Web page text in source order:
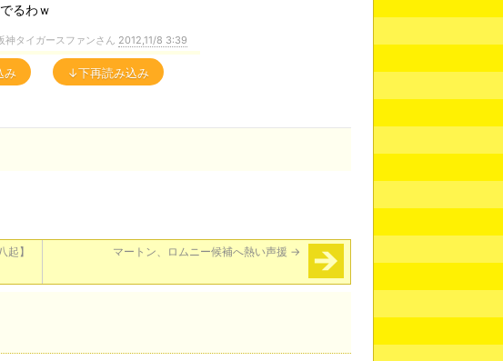
るわｗ
タイガースファンさん 2012,11/8 3:39
み ↓下再読み込み
起】 マートン、ロムニー候補へ熱い声援 →